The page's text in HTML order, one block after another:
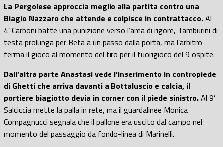
La Pergolese approccia meglio alla partita contro una
Biagio Nazzaro che attende e colpisce in contrattacco.Al
4’ Carboni batte una punizione verso l’area di rigore, Tamburini di
testa prolunga per Beta a un passo dalla porta, ma l’arbitro
ferma il gioco al momento del tiro per il fuorigioco del 9 ospite.
Dall’altra parte Anastasi vede l’inserimento in contropiede
di Ghetti che arriva davanti a Bottaluscio e calcia, il
portiere biagiotto devia in corner con il piede sinistro.Al 9’
Salciccia mette la palla in rete, ma il guardalinee Monica
Compagnucci segnala che il pallone era uscito dal campo nel
momento del passaggio da fondo-linea di Marinelli.